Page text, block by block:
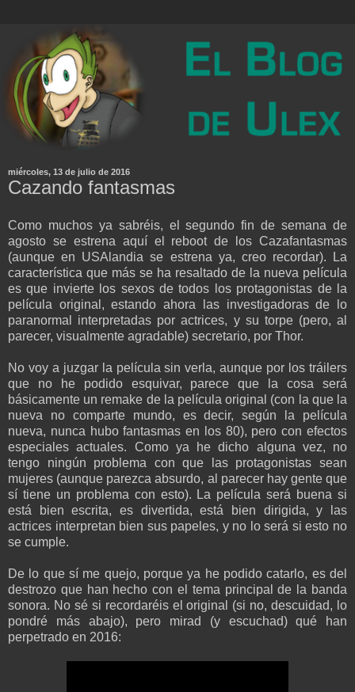
miércoles, 13 de julio de 2016
Cazando fantasmas
Como muchos ya sabréis, el segundo fin de semana de
agosto se estrena aquí el reboot de los Cazafantasmas
(aunque en USAlandia se estrena ya, creo recordar). La
característica que más se ha resaltado de la nueva película
es que invierte los sexos de todos los protagonistas de la
película original, estando ahora las investigadoras de lo
paranormal interpretadas por actrices, y su torpe (pero, al
parecer, visualmente agradable) secretario, por Thor.
No voy a juzgar la película sin verla, aunque por los tráilers
que no he podido esquivar, parece que la cosa será
básicamente un remake de la película original (con la que la
nueva no comparte mundo, es decir, según la película
nueva, nunca hubo fantasmas en los 80), pero con efectos
especiales actuales. Como ya he dicho alguna vez, no
tengo ningún problema con que las protagonistas sean
mujeres (aunque parezca absurdo, al parecer hay gente que
sí tiene un problema con esto). La película será buena si
está bien escrita, es divertida, está bien dirigida, y las
actrices interpretan bien sus papeles, y no lo será si esto no
se cumple.
De lo que sí me quejo, porque ya he podido catarlo, es del
destrozo que han hecho con el tema principal de la banda
sonora. No sé si recordaréis el original (si no, descuidad, lo
pondré más abajo), pero mirad (y escuchad) qué han
perpetrado en 2016: